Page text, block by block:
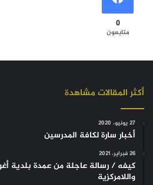
0
متابعون
أكثر المقالات مشاهدة
27 يونيو، 2020
أخبار سارة لكافة المدرسين
26 فبراير، 2021
كيفه / رسالة عاجلة من عمدة بلدية
واللامركزية